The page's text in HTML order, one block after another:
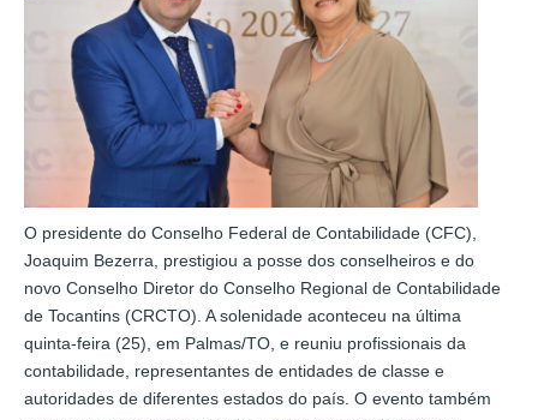
O presidente do Conselho Federal de Contabilidade (CFC),
Joaquim Bezerra, prestigiou a posse dos conselheiros e do
novo Conselho Diretor do Conselho Regional de Contabilidade
de Tocantins (CRCTO). A solenidade aconteceu na última
quinta-feira (25), em Palmas/TO, e reuniu profissionais da
contabilidade, representantes de entidades de classe e
autoridades de diferentes estados do país. O evento também